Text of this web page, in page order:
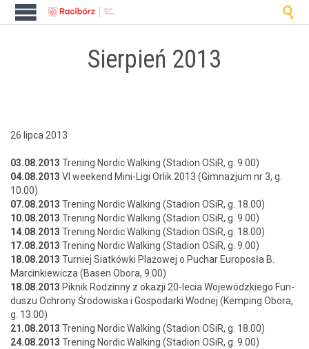

Sierpień 2013
26 lipca 2013
03.08.2013 Tren­ing Nordic Walk­ing (Sta­dion OSiR, g. 9.00)
04.08.2013 VI week­end Mini-Ligi Orlik 2013 (Gim­nazjum nr 3, g.
10.00)
07.08.2013 Tren­ing Nordic Walk­ing (Sta­dion OSiR, g. 18.00)
10.08.2013 Tren­ing Nordic Walk­ing (Sta­dion OSiR, g. 9.00)
14.08.2013 Tren­ing Nordic Walk­ing (Sta­dion OSiR, g. 18.00)
17.08.2013 Tren­ing Nordic Walk­ing (Sta­dion OSiR, g. 9.00)
18.08.2013 Turniej Siatków­ki Plażowej o Puchar Euro­posła B.
Marcinkiewicza (Basen Obo­ra, 9.00)
18.08.2013 Piknik Rodzin­ny z okazji 20-lecia Wojew­ódzkiego Fun­
duszu Ochrony Środowiska i Gospo­dar­ki Wod­nej (Kemp­ing Obo­ra,
g. 13.00)
21.08.2013 Tren­ing Nordic Walk­ing (Sta­dion OSiR, g. 18.00)
24.08.2013 Tren­ing Nordic Walk­ing (Sta­dion OSiR, g. 9.00)